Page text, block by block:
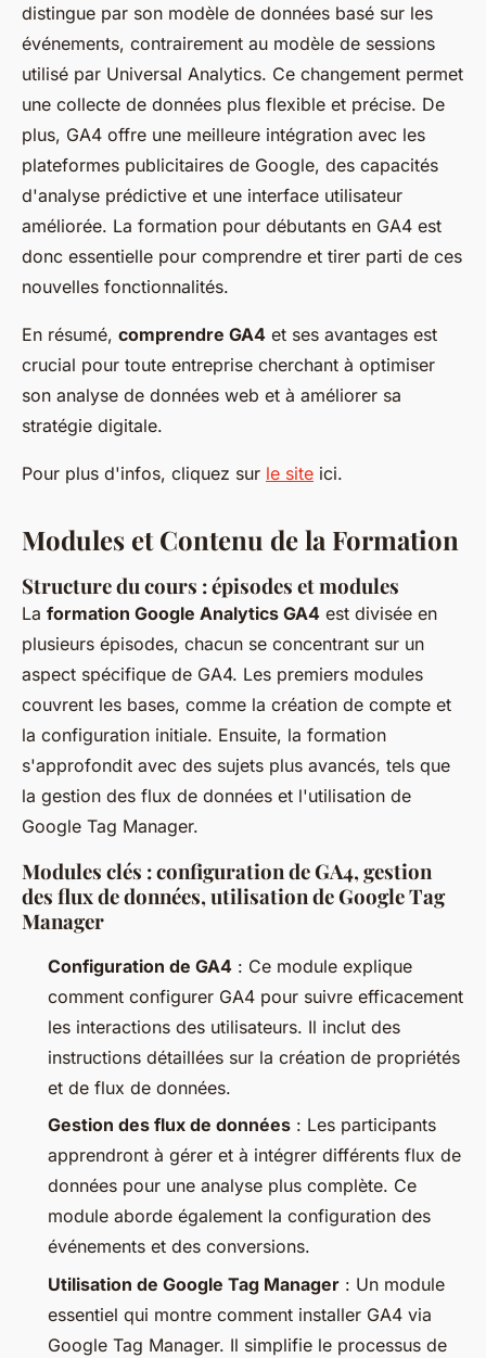
distingue par son modèle de données basé sur les
événements, contrairement au modèle de sessions
utilisé par Universal Analytics. Ce changement permet
une collecte de données plus flexible et précise. De
plus, GA4 offre une meilleure intégration avec les
plateformes publicitaires de Google, des capacités
d'analyse prédictive et une interface utilisateur
améliorée. La formation pour débutants en GA4 est
donc essentielle pour comprendre et tirer parti de ces
nouvelles fonctionnalités.
En résumé, comprendre GA4 et ses avantages est
crucial pour toute entreprise cherchant à optimiser
son analyse de données web et à améliorer sa
stratégie digitale.
Pour plus d'infos, cliquez sur le site ici.
Modules et Contenu de la Formation
Structure du cours : épisodes et modules
La formation Google Analytics GA4 est divisée en
plusieurs épisodes, chacun se concentrant sur un
aspect spécifique de GA4. Les premiers modules
couvrent les bases, comme la création de compte et
la configuration initiale. Ensuite, la formation
s'approfondit avec des sujets plus avancés, tels que
la gestion des flux de données et l'utilisation de
Google Tag Manager.
Modules clés : configuration de GA4, gestion
des flux de données, utilisation de Google Tag
Manager
Configuration de GA4 : Ce module explique
comment configurer GA4 pour suivre efficacement
les interactions des utilisateurs. Il inclut des
instructions détaillées sur la création de propriétés
et de flux de données.
Gestion des flux de données : Les participants
apprendront à gérer et à intégrer différents flux de
données pour une analyse plus complète. Ce
module aborde également la configuration des
événements et des conversions.
Utilisation de Google Tag Manager : Un module
essentiel qui montre comment installer GA4 via
Google Tag Manager. Il simplifie le processus de